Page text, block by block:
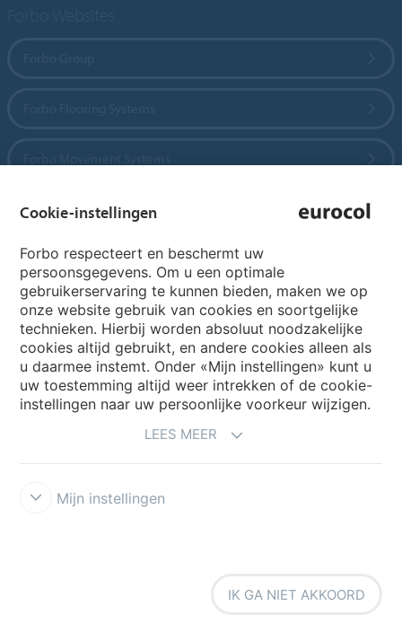
Choose your country
My Forbo
Archief webinars
Archief webinars architecten
Cookie-instellingen
Forbo respecteert en beschermt uw
persoonsgegevens. Om u een optimale
gebruikerservaring te kunnen bieden, maken we op
onze website gebruik van cookies en soortgelijke
technieken. Hierbij worden absoluut noodzakelijke
cookies altijd gebruikt, en andere cookies alleen als
u daarmee instemt. Onder «Mijn instellingen» kunt u
uw toestemming altijd weer intrekken of de cookie-
instellingen naar uw persoonlijke voorkeur wijzigen.
LEES MEER
Mijn instellingen
IK GA NIET AKKOORD